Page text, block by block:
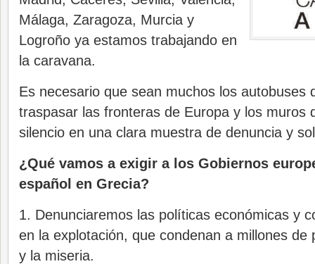
Málaga, Zaragoza, Murcia y
Logroño ya estamos trabajando en
la caravana.
Es necesario que sean muchos los autobuses
traspasar las fronteras de Europa y los muros
silencio en una clara muestra de denuncia y
¿Qué vamos a exigir a los Gobiernos
español en Grecia?
1. Denunciaremos las políticas económicas y
en la explotación, que condenan a millones de
y la miseria.